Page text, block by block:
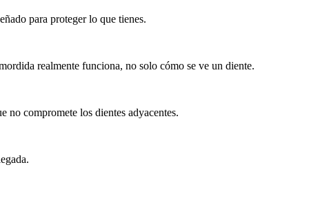
para proteger lo que tienes.
realmente funciona, no solo cómo se ve un diente.
no compromete los dientes adyacentes.